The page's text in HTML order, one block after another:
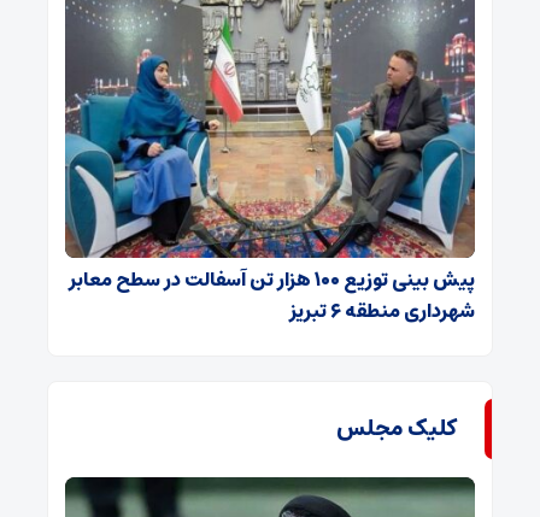
پیش بینی توزیع ۱۰۰ هزار تن آسفالت در سطح معابر
شهرداری منطقه ۶ تبریز
کلیک مجلس